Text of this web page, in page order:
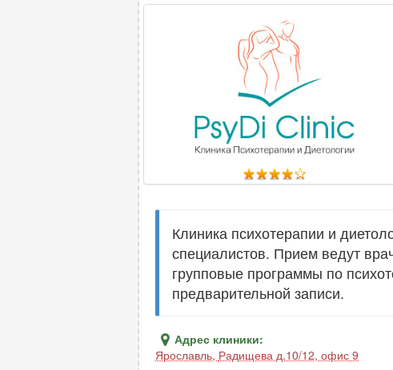
Клиника психотерапии и
специалистов. Прием ведут
групповые программы по
предварительной записи.
Адрес клиники:
Ярославль, Радищева д.10/12, офис 9